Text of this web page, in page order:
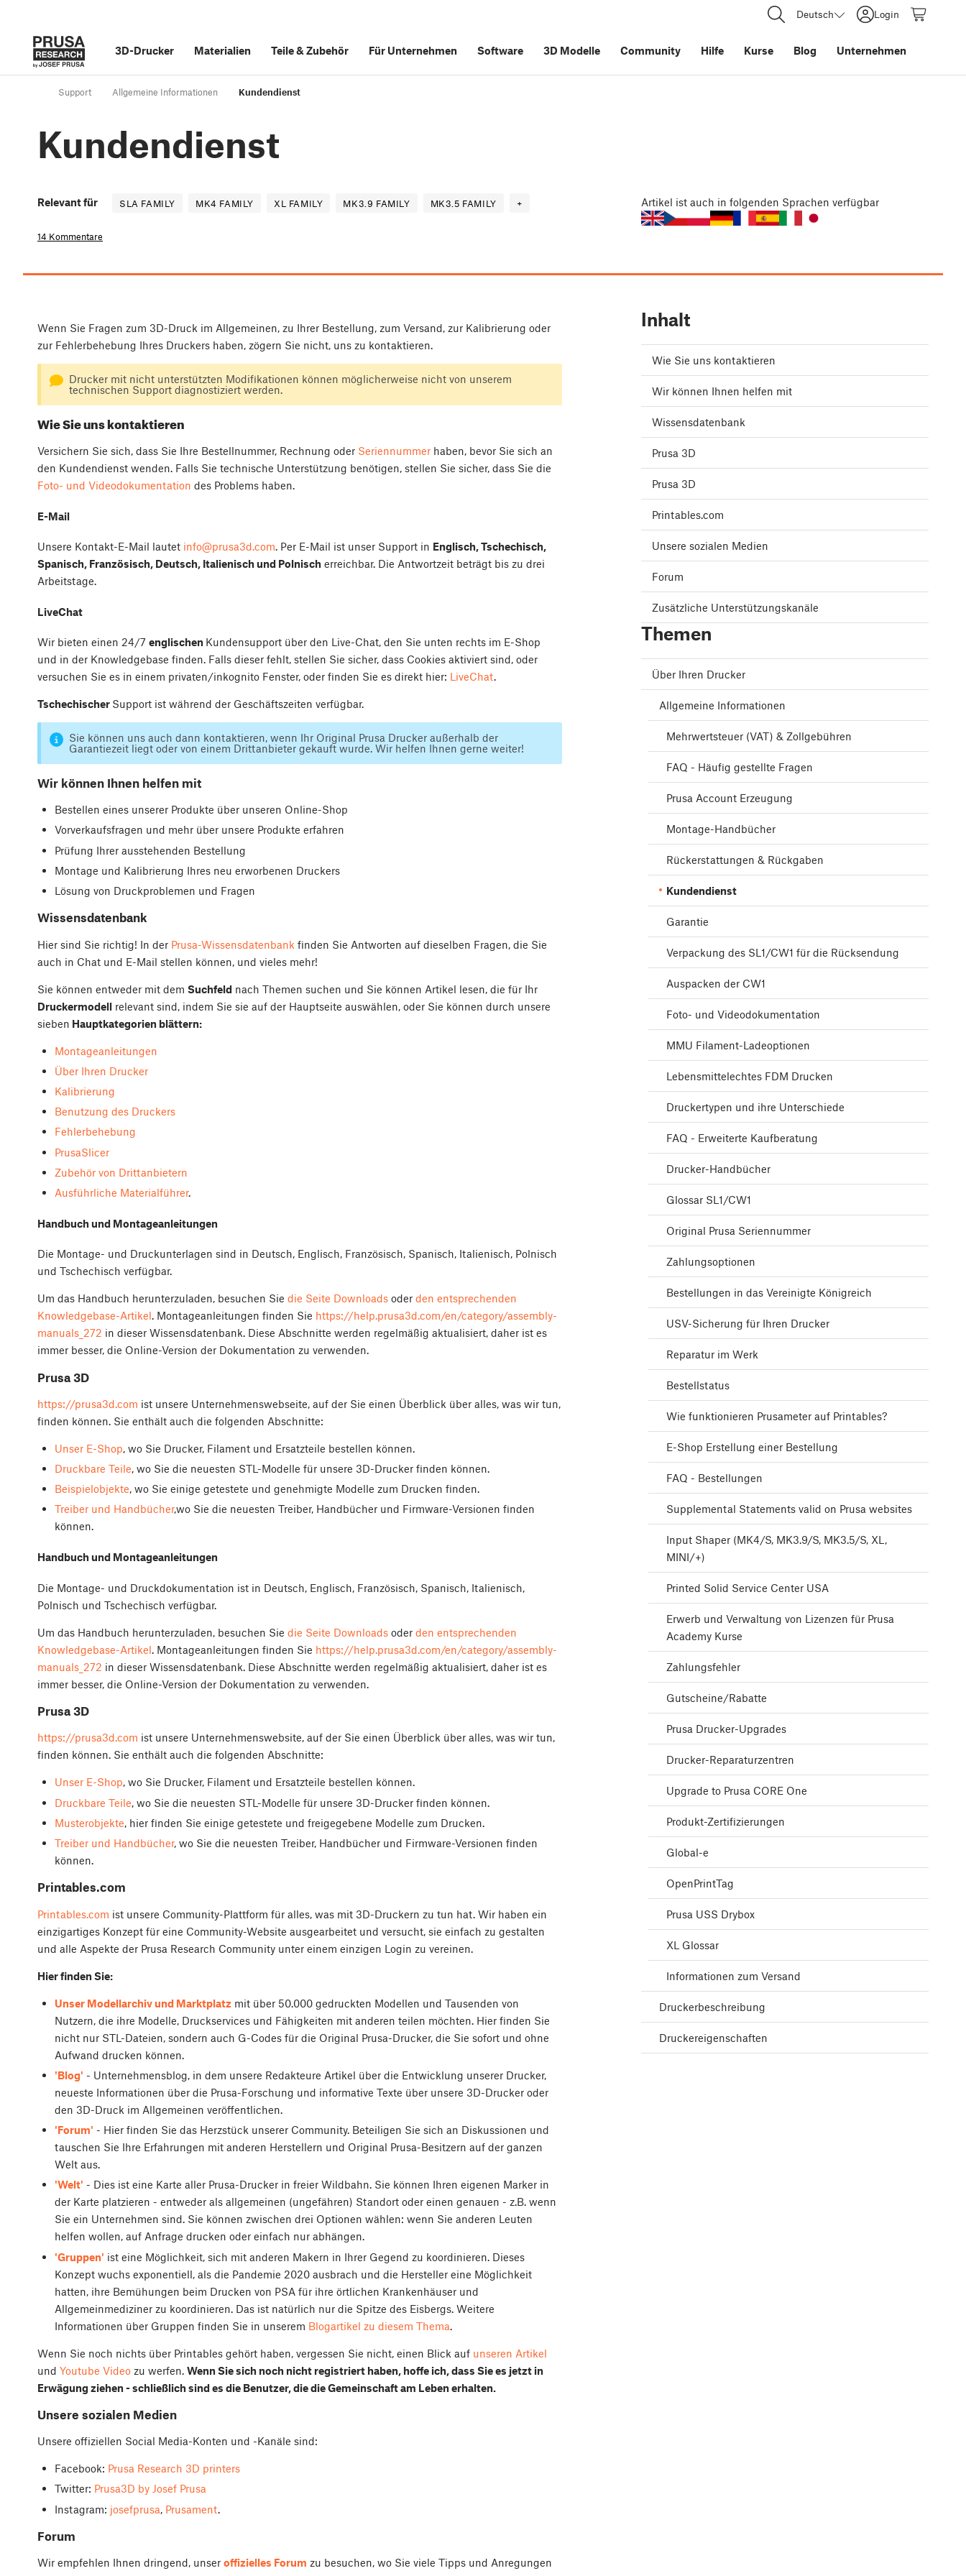
Deutsch Login
3D-Drucker Materialien Teile&Zubehör Für Unternehmen Software 3D Modelle Community Hilfe Kurse Blog Unternehmen
Support Allgemeine Informationen Kundendienst
Kundendienst
Relevant für SLA FAMILY MK4 FAMILY XL FAMILY MK3.9 FAMILY MK3.5 FAMILY +
14 Kommentare
Artikel ist auch in folgenden Sprachen verfügbar
Wenn Sie Fragen zum 3D-Druck im Allgemeinen, zu Ihrer Bestellung, zum Versand, zur Kalibrierung oder
zur Fehlerbehebung Ihres Druckers haben, zögern Sie nicht, uns zu kontaktieren.
Drucker mit nicht unterstützten Modifikationen können möglicherweise nicht von unserem
technischen Support diagnostiziert werden.
Wie Sie uns kontaktieren
Versichern Sie sich, dass Sie Ihre Bestellnummer, Rechnung oder Seriennummer haben, bevor Sie sich an
den Kundendienst wenden. Falls Sie technische Unterstützung benötigen, stellen Sie sicher, dass Sie die
Foto- und Videodokumentation des Problems haben.
E-Mail
Unsere Kontakt-E-Mail lautet info@prusa3d.com. Per E-Mail ist unser Support in Englisch, Tschechisch,
Spanisch, Französisch, Deutsch, Italienisch und Polnisch erreichbar. Die Antwortzeit beträgt bis zu drei
Arbeitstage.
LiveChat
Wir bieten einen 24/7 englischen Kundensupport über den Live-Chat, den Sie unten rechts im E-Shop
und in der Knowledgebase finden. Falls dieser fehlt, stellen Sie sicher, dass Cookies aktiviert sind, oder
versuchen Sie es in einem privaten/inkognito Fenster, oder finden Sie es direkt hier: LiveChat.
Tschechischer Support ist während der Geschäftszeiten verfügbar.
Sie können uns auch dann kontaktieren, wenn Ihr Original Prusa Drucker außerhalb der
Garantiezeit liegt oder von einem Drittanbieter gekauft wurde. Wir helfen Ihnen gerne weiter!
Wir können Ihnen helfen mit
Bestellen eines unserer Produkte über unseren Online-Shop
Vorverkaufsfragen und mehr über unsere Produkte erfahren
Prüfung Ihrer ausstehenden Bestellung
Montage und Kalibrierung Ihres neu erworbenen Druckers
Lösung von Druckproblemen und Fragen
Wissensdatenbank
Hier sind Sie richtig! In der Prusa-Wissensdatenbank finden Sie Antworten auf dieselben Fragen, die Sie
auch in Chat und E-Mail stellen können, und vieles mehr!
Sie können entweder mit dem Suchfeld nach Themen suchen und Sie können Artikel lesen, die für Ihr
Druckermodell relevant sind, indem Sie sie auf der Hauptseite auswählen, oder Sie können durch unsere
sieben Hauptkategorien blättern:
Montageanleitungen
Über Ihren Drucker
Kalibrierung
Benutzung des Druckers
Fehlerbehebung
PrusaSlicer
Zubehör von Drittanbietern
Ausführliche Materialführer.
Handbuch und Montageanleitungen
Die Montage- und Druckunterlagen sind in Deutsch, Englisch, Französisch, Spanisch, Italienisch, Polnisch
und Tschechisch verfügbar.
Um das Handbuch herunterzuladen, besuchen Sie die Seite Downloads oder den entsprechenden
Knowledgebase-Artikel. Montageanleitungen finden Sie https://help.prusa3d.com/en/category/assembly-
manuals_272 in dieser Wissensdatenbank. Diese Abschnitte werden regelmäßig aktualisiert, daher ist es
immer besser, die Online-Version der Dokumentation zu verwenden.
Prusa 3D
https://prusa3d.com ist unsere Unternehmenswebseite, auf der Sie einen Überblick über alles, was wir tun,
finden können. Sie enthält auch die folgenden Abschnitte:
Unser E-Shop, wo Sie Drucker, Filament und Ersatzteile bestellen können.
Druckbare Teile, wo Sie die neuesten STL-Modelle für unsere 3D-Drucker finden können.
Beispielobjekte, wo Sie einige getestete und genehmigte Modelle zum Drucken finden.
Treiber und Handbücher,wo Sie die neuesten Treiber, Handbücher und Firmware-Versionen finden
können.
Handbuch und Montageanleitungen
Die Montage- und Druckdokumentation ist in Deutsch, Englisch, Französisch, Spanisch, Italienisch,
Polnisch und Tschechisch verfügbar.
Um das Handbuch herunterzuladen, besuchen Sie die Seite Downloads oder den entsprechenden
Knowledgebase-Artikel. Montageanleitungen finden Sie https://help.prusa3d.com/en/category/assembly-
manuals_272 in dieser Wissensdatenbank. Diese Abschnitte werden regelmäßig aktualisiert, daher ist es
immer besser, die Online-Version der Dokumentation zu verwenden.
Prusa 3D
https://prusa3d.com ist unsere Unternehmenswebsite, auf der Sie einen Überblick über alles, was wir tun,
finden können. Sie enthält auch die folgenden Abschnitte:
Unser E-Shop, wo Sie Drucker, Filament und Ersatzteile bestellen können.
Druckbare Teile, wo Sie die neuesten STL-Modelle für unsere 3D-Drucker finden können.
Musterobjekte, hier finden Sie einige getestete und freigegebene Modelle zum Drucken.
Treiber und Handbücher, wo Sie die neuesten Treiber, Handbücher und Firmware-Versionen finden
können.
Printables.com
Printables.com ist unsere Community-Plattform für alles, was mit 3D-Druckern zu tun hat. Wir haben ein
einzigartiges Konzept für eine Community-Website ausgearbeitet und versucht, sie einfach zu gestalten
und alle Aspekte der Prusa Research Community unter einem einzigen Login zu vereinen.
Hier finden Sie:
Unser Modellarchiv und Marktplatz mit über 50.000 gedruckten Modellen und Tausenden von
Nutzern, die ihre Modelle, Druckservices und Fähigkeiten mit anderen teilen möchten. Hier finden Sie
nicht nur STL-Dateien, sondern auch G-Codes für die Original Prusa-Drucker, die Sie sofort und ohne
Aufwand drucken können.
'Blog' - Unternehmensblog, in dem unsere Redakteure Artikel über die Entwicklung unserer Drucker,
neueste Informationen über die Prusa-Forschung und informative Texte über unsere 3D-Drucker oder
den 3D-Druck im Allgemeinen veröffentlichen.
'Forum' - Hier finden Sie das Herzstück unserer Community. Beteiligen Sie sich an Diskussionen und
tauschen Sie Ihre Erfahrungen mit anderen Herstellern und Original Prusa-Besitzern auf der ganzen
Welt aus.
'Welt' - Dies ist eine Karte aller Prusa-Drucker in freier Wildbahn. Sie können Ihren eigenen Marker in
der Karte platzieren - entweder als allgemeinen (ungefähren) Standort oder einen genauen - z.B. wenn
Sie ein Unternehmen sind. Sie können zwischen drei Optionen wählen: wenn Sie anderen Leuten
helfen wollen, auf Anfrage drucken oder einfach nur abhängen.
'Gruppen' ist eine Möglichkeit, sich mit anderen Makern in Ihrer Gegend zu koordinieren. Dieses
Konzept wuchs exponentiell, als die Pandemie 2020 ausbrach und die Hersteller eine Möglichkeit
hatten, ihre Bemühungen beim Drucken von PSA für ihre örtlichen Krankenhäuser und
Allgemeinmediziner zu koordinieren. Das ist natürlich nur die Spitze des Eisbergs. Weitere
Informationen über Gruppen finden Sie in unserem Blogartikel zu diesem Thema
Wenn Sie noch nichts über Printables gehört haben, vergessen Sie nicht, einen Blick auf unseren Artikel
und Youtube Video zu werfen. Wenn Sie sich noch nicht registriert haben, hoffe ich, dass Sie es jetzt in
Erwägung ziehen - schließlich sind es die Benutzer, die die Gemeinschaft am Leben erhalten.
Unsere sozialen Medien
Unsere offiziellen Social Media-Konten und -Kanäle sind:
Facebook: Prusa Research 3D printers
Twitter: Prusa3D by Josef Prusa
Instagram: josefprusa, Prusament.
Forum
Wir empfehlen Ihnen dringend, unser offizielles Forum zu besuchen, wo Sie viele Tipps und Anregungen
Inhalt
Wie Sie uns kontaktieren
Wir können Ihnen helfen mit
Wissensdatenbank
Prusa 3D
Prusa 3D
Printables.com
Unsere sozialen Medien
Forum
Zusätzliche Unterstützungskanäle
Themen
Über Ihren Drucker
Allgemeine Informationen
Mehrwertsteuer (VAT) & Zollgebühren
FAQ - Häufig gestellte Fragen
Prusa Account Erzeugung
Montage-Handbücher
Rückerstattungen & Rückgaben
Kundendienst
Garantie
Verpackung des SL1/CW1 für die Rücksendung
Auspacken der CW1
Foto- und Videodokumentation
MMU Filament-Ladeoptionen
Lebensmittelechtes FDM Drucken
Druckertypen und ihre Unterschiede
FAQ - Erweiterte Kaufberatung
Drucker-Handbücher
Glossar SL1/CW1
Original Prusa Seriennummer
Zahlungsoptionen
Bestellungen in das Vereinigte Königreich
USV-Sicherung für Ihren Drucker
Reparatur im Werk
Bestellstatus
Wie funktionieren Prusameter auf Printables?
E-Shop Erstellung einer Bestellung
FAQ - Bestellungen
Supplemental Statements valid on Prusa websites
Input Shaper (MK4/S, MK3.9/S, MK3.5/S, XL,
MINI/+)
Printed Solid Service Center USA
Erwerb und Verwaltung von Lizenzen für Prusa
Academy Kurse
Zahlungsfehler
Gutscheine/Rabatte
Prusa Drucker-Upgrades
Drucker-Reparaturzentren
Upgrade to Prusa CORE One
Produkt-Zertifizierungen
Global-e
OpenPrintTag
Prusa USS Drybox
XL Glossar
Informationen zum Versand
Druckerbeschreibung
Druckereigenschaften